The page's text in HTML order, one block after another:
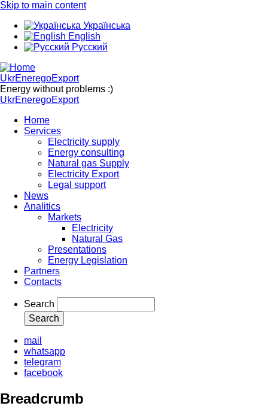
Skip to main content
Українська
English
Русский
UkrEneregoExport
Energy without problems :)
UkrEneregoExport
Home
Services
Electricity supply
Energy consulting
Natural gas Supply
Electricity Export
Legal support
News
Analitics
Markets
Electricity
Natural Gas
Presentations
Energy Legislation
Partners
Contacts
Search
mail
whatsapp
telegram
facebook
Breadcrumb